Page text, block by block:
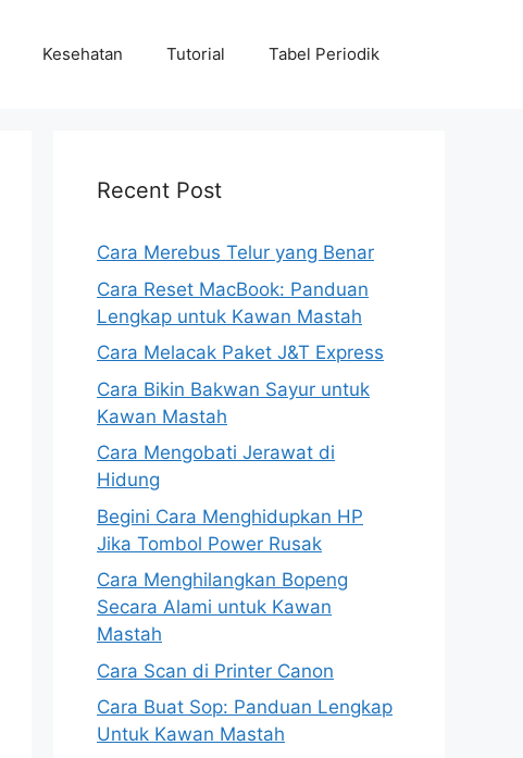
Kesehatan Tutorial Tabel Periodik
Recent Post
Cara Merebus Telur yang Benar
Cara Reset MacBook: Panduan
Lengkap untuk Kawan Mastah
Cara Melacak Paket J&T Express
Cara Bikin Bakwan Sayur untuk
Kawan Mastah
Cara Mengobati Jerawat di
Hidung
Begini Cara Menghidupkan HP
Jika Tombol Power Rusak
Cara Menghilangkan Bopeng
Secara Alami untuk Kawan
Mastah
Cara Scan di Printer Canon
Cara Buat Sop: Panduan Lengkap
Untuk Kawan Mastah